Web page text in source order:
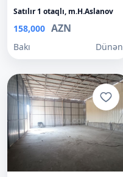
Satılır 1 otaqlı, m.H.Aslanov
158,000 AZN
Bakı Dünən